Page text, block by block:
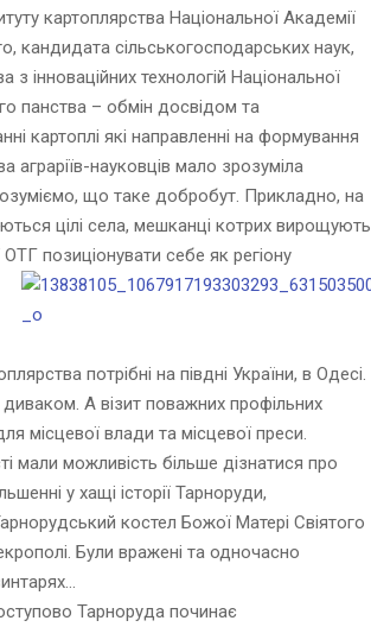
картоплярства Національної Академії
кандидата сільськогосподарських наук,
з інноваційних технологій Національної
панства – обмін досвідом та
картоплі які направленні на формування
аграріїв-науковців мало зрозуміла
що таке добробут. Прикладно, на
цілі села, мешканці котрих вирощують
позиціонувати себе як регіону
потрібні на півдні України, в Одесі.
А візит поважних профільних
місцевої влади та місцевої преси.
мали можливість більше дізнатися про
у хащі історії Тарноруди,
костел Божої Матері Свіятого
Були вражені та одночасно
Тарноруда починає